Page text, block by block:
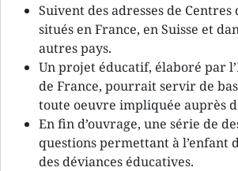
Suivent des adresses de Centres
situés en France, en Suisse et
autres pays.
Un projet éducatif, élaboré par
de France, pourrait servir de
toute oeuvre impliquée auprès
En fin d’ouvrage, une série de
questions permettant à l’enfant
des déviances éducatives.